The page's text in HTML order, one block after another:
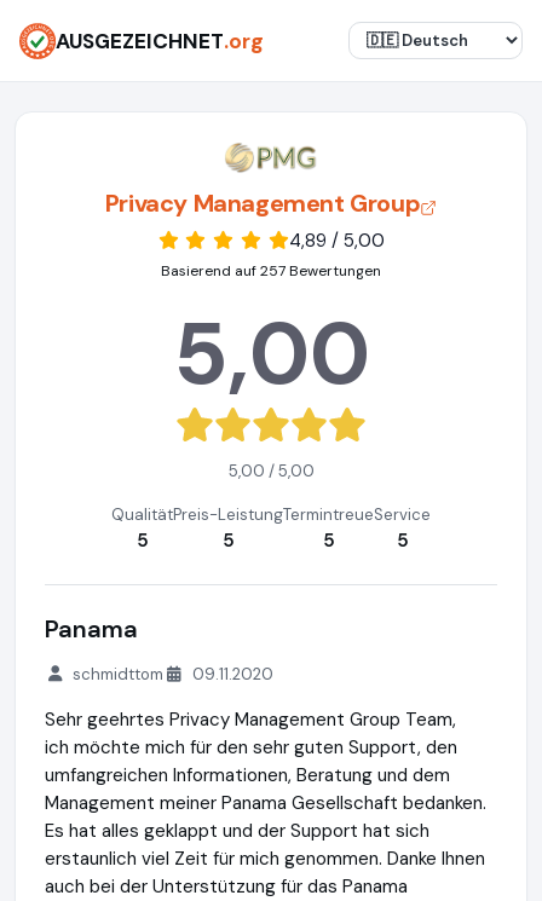
AUSGEZEICHNET.org
Privacy Management Group
4,89 / 5,00
Basierend auf 257 Bewertungen
5,00
5,00 / 5,00
Qualität
5
Preis-Leistung
5
Termintreue
5
Service
5
Panama
schmidttom 09.11.2020
Sehr geehrtes Privacy Management Group Team,
ich möchte mich für den sehr guten Support, den
umfangreichen Informationen, Beratung und dem
Management meiner Panama Gesellschaft bedanken.
Es hat alles geklappt und der Support hat sich
erstaunlich viel Zeit für mich genommen. Danke Ihnen
auch bei der Unterstützung für das Panama